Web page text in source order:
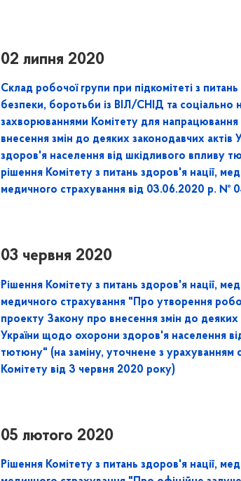
02 липня 2020
Склад робочої групи при підкомітеті з
безпеки, боротьби із ВІЛ/СНІД та соціально
захворюваннями Комітету для
внесення змін до деяких законодавчих
здоров'я населення від шкідливого впливу
рішення Комітету з питань здоров'я нації,
медичного страхування від 03.06.2020 р. №
03 червня 2020
Рішення Комітету з питань здоров'я нації,
медичного страхування "Про утворення
проекту Закону про внесення змін до деяких
України щодо охорони здоров'я населення
тютюну" (на заміну, уточнене з урахуванням
Комітету від 3 червня 2020 року)
05 лютого 2020
Рішення Комітету з питань здоров'я нації,